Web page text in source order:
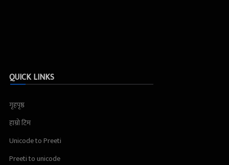
QUICK LINKS
गृहपृष्ठ
हाम्रो टिम
Unicode to Preeti
Preeti to unicode